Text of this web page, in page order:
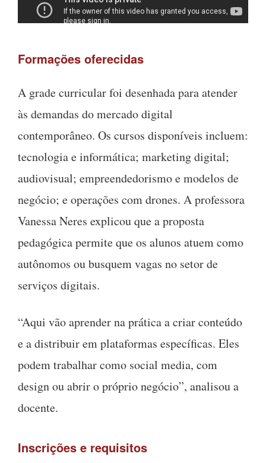
Formações oferecidas
A grade curricular foi desenhada para atender
às demandas do mercado digital
contemporâneo. Os cursos disponíveis incluem:
tecnologia e informática; marketing digital;
audiovisual; empreendedorismo e modelos de
negócio; e operações com drones. A professora
Vanessa Neres explicou que a proposta
pedagógica permite que os alunos atuem como
autônomos ou busquem vagas no setor de
serviços digitais.
“Aqui vão aprender na prática a criar conteúdo
e a distribuir em plataformas específicas. Eles
podem trabalhar como social media, com
design ou abrir o próprio negócio”, analisou a
docente.
Inscrições e requisitos